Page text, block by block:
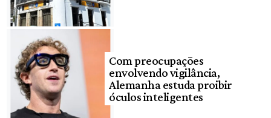
Com preocupações
envolvendo vigilância,
Alemanha estuda proibir
óculos inteligentes